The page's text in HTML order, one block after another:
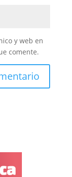
y web en
comente.